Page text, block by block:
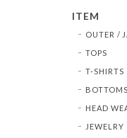
ITEM
OUTER /
TOPS
T-SHIRTS
BOTTOMS
HEAD
JEWELRY